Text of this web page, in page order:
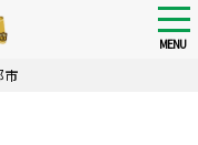
MENU
市